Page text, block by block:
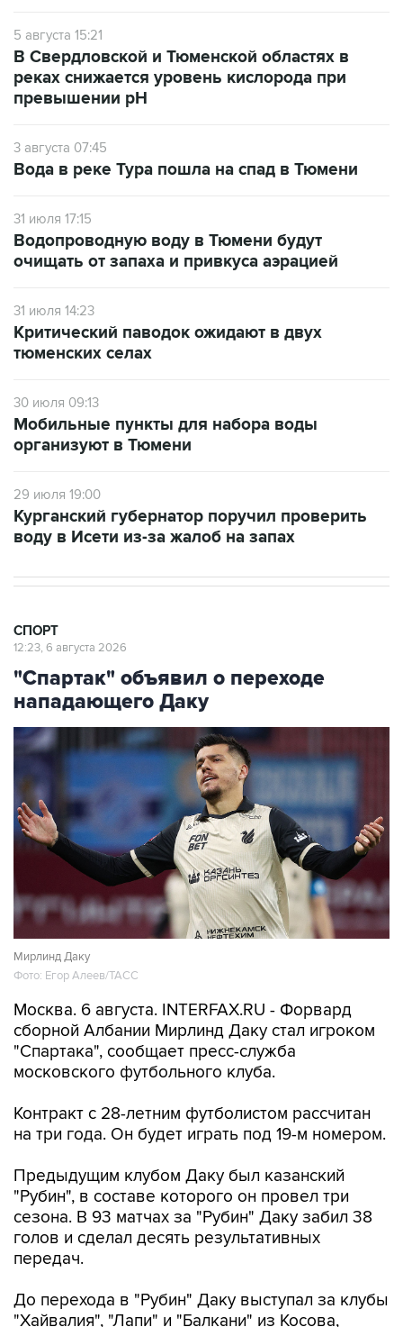
5 августа 15:21
В Свердловской и Тюменской областях в
реках снижается уровень кислорода при
превышении рН
3 августа 07:45
Вода в реке Тура пошла на спад в Тюмени
31 июля 17:15
Водопроводную воду в Тюмени будут
очищать от запаха и привкуса аэрацией
31 июля 14:23
Критический паводок ожидают в двух
тюменских селах
30 июля 09:13
Мобильные пункты для набора воды
организуют в Тюмени
29 июля 19:00
Курганский губернатор поручил проверить
воду в Исети из-за жалоб на запах
СПОРТ
12:23, 6 августа 2026
"Спартак" объявил о переходе
нападающего Даку
Мирлинд Даку
Фото: Егор Алеев/ТАСС
Москва. 6 августа. INTERFAX.RU - Форвард
сборной Албании Мирлинд Даку стал игроком
"Спартака", сообщает пресс-служба
московского футбольного клуба.
Контракт с 28-летним футболистом рассчитан
на три года. Он будет играть под 19-м номером.
Предыдущим клубом Даку был казанский
"Рубин", в составе которого он провел три
сезона. В 93 матчах за "Рубин" Даку забил 38
голов и сделал десять результативных
передач.
До перехода в "Рубин" Даку выступал за клубы
"Хайвалия", "Лапи" и "Балкани" из Косова,